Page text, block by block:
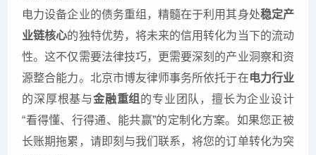
电力设备企业的债务重组，精髓在于利用其身处稳定产
业链核心的独特优势，将未来的信用转化为当下的流动
性。这不仅需要法律技巧，更需要深刻的产业洞察和资
源整合能力。北京市博友律师事务所依托于在电力行业
的深厚根基与金融重组 的专业团队，擅长为企业设计
“看得懂、行得通、能共赢”的定制化方案。如果您正被
长账期拖累，请即刻与我们联系，将您的订单转化为突